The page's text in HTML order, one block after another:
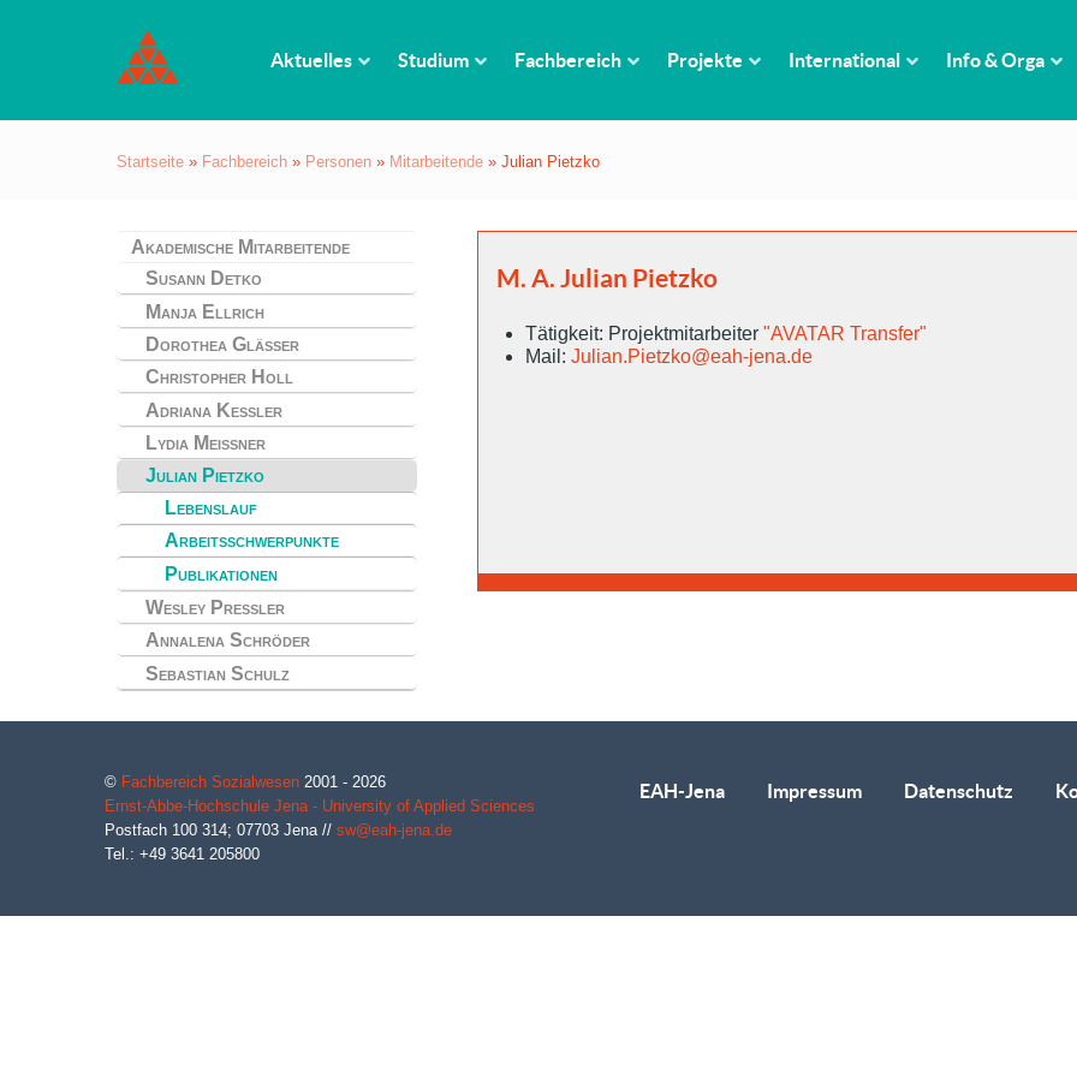
Aktuelles Studium Fachbereich Projekte International Info & Orga
Startseite » Fachbereich » Personen » Mitarbeitende » Julian Pietzko
Akademische Mitarbeitende
Susann Detko
Manja Ellrich
Dorothea Gläßer
Christopher Holl
Adriana Kessler
Lydia Meißner
Julian Pietzko
Lebenslauf
Arbeitsschwerpunkte
Publikationen
Wesley Preßler
Annalena Schröder
Sebastian Schulz
M. A. Julian Pietzko
Tätigkeit: Projektmitarbeiter "AVATAR Transfer"
Mail: Julian.Pietzko@eah-jena.de
© Fachbereich Sozialwesen 2001 - 2026
Ernst-Abbe-Hochschule Jena - University of Applied Sciences
Postfach 100 314; 07703 Jena // sw@eah-jena.de
Tel.: +49 3641 205800
EAH-Jena Impressum Datenschutz